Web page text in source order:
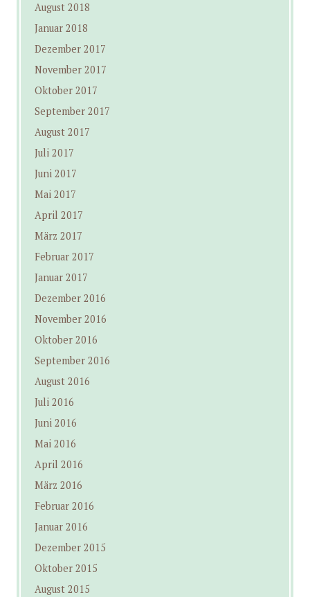
August 2018
Januar 2018
Dezember 2017
November 2017
Oktober 2017
September 2017
August 2017
Juli 2017
Juni 2017
Mai 2017
April 2017
März 2017
Februar 2017
Januar 2017
Dezember 2016
November 2016
Oktober 2016
September 2016
August 2016
Juli 2016
Juni 2016
Mai 2016
April 2016
März 2016
Februar 2016
Januar 2016
Dezember 2015
Oktober 2015
August 2015